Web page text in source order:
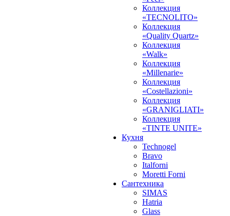
Коллекция
«TECNOLITO»
Коллекция
«Quality Quartz»
Коллекция
«Walk»
Коллекция
«Millenarie»
Коллекция
«Costellazioni»
Коллекция
«GRANIGLIATI»
Коллекция
«TINTE UNITE»
Кухня
Technogel
Bravo
Italforni
Moretti Forni
Сантехника
SIMAS
Hatria
Glass